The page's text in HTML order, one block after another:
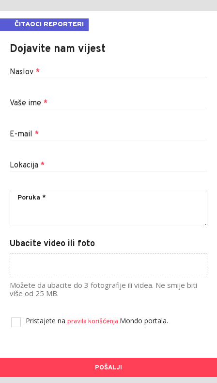
ČITAOCI REPORTERI
Dojavite nam vijest
Naslov *
Vaše ime *
E-mail *
Lokacija *
Ubacite video ili foto
Možete da ubacite do 3 fotografije ili videa. Ne smije biti
više od 25 MB.
Pristajete na pravila korišćenja Mondo portala.
POŠALJI